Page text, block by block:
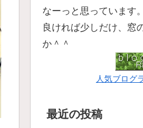
なーっと思っています。
良ければ少しだけ、窓
か＾＾
人気ブログ
最近の投稿